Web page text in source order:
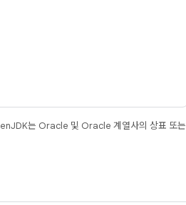
는 Oracle 및 Oracle 계열사의 상표 또는